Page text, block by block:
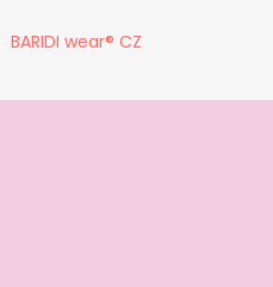
BARIDI wear® CZ